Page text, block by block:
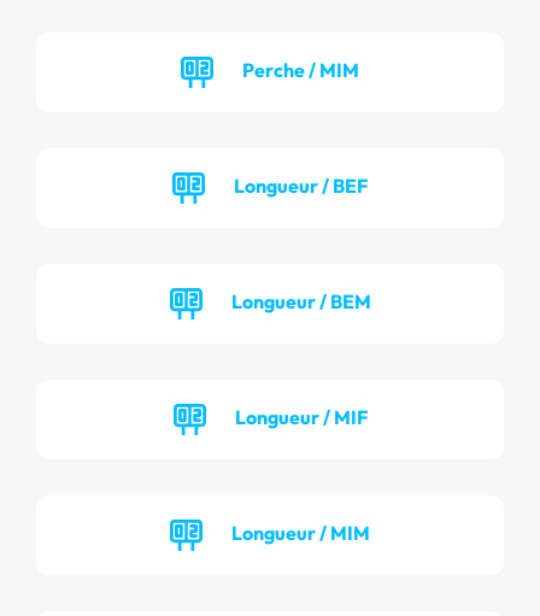
Perche / MIM
Longueur / BEF
Longueur / BEM
Longueur / MIF
Longueur / MIM